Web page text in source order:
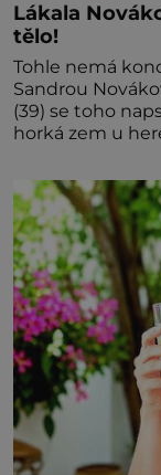
Lákala
tělo!
Tohle nemá
Sandrou
(39) se toho
horká zem u